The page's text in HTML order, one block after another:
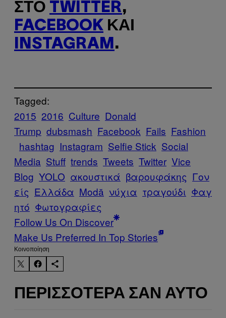
ΣΤΟ TWITTER,
FACEBOOK ΚΑΙ
INSTAGRAM .
Tagged:
2015 2016 Culture Donald
Trump dubsmash Facebook Fails Fashion
hashtag Instagram Selfie Stick Social
Media Stuff trends Tweets Twitter Vice
Blog YOLO ακουστικά βαρουφάκης Γον
είς Ελλάδα Μodă νύχια τραγούδι Φαγ
ητό Φωτογραφίες
Follow Us On Discover
Make Us Preferred In Top Stories
Kοινοποίηση
ΠΕΡΙΣΣΌΤΕΡΑ ΣΑΝ ΑΥΤΌ